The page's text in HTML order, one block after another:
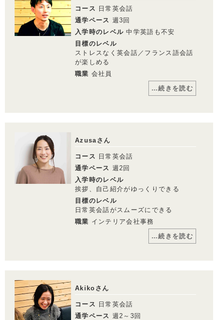
・一部利用できないスクールがございます。詳しくはお問い合わせください。
・１レッスン50分。
・別途、入学金33,000円（税込）および 教材費が必要となります。
・受講回数が同じでも、通い方（通学ペース）により通学期間目安、受講料は異
コース
日常英会話
通学ペース 週3回
入学時のレベル 中学英語も不安
目標のレベル
ストレスなく英会話／フランス語会話
が楽しめる
職業 会社員
…続きを読む
で教えてもらえるので、英会話を続けられ
る理由の一つだと思います。
キャリアナビゲーターがこれからの学習プ
ランの相談に乗ってくれるので安心です。
仕事が忙しい時もオンラインでレッスンノ
います。
英会話講師からのメッセージ
当初は文法、単語に集中しすぎて、話す際
に文を作るのに時間がかかっていたが、フ
レーズ、パターンにより集中することで、
全体的にfluency（流暢さ）がでてきまし
Azusaさん
コース
日常英会話
通学ペース 週2回
入学時のレベル
挨拶、自己紹介がゆっくりできる
目標のレベル
日常英会話がスムーズにできる
職業 インテリア会社事務
…続きを読む
日本語OKのネイティブバイリンガルが講
師なので、まったく英会話ができなくても
意図を汲み取ってくれ、安心して授業に集
中できます。
24時間インターネットで予約・キャンセル
Akikoさん
コース
日常英会話
通学ペース 週2～3回